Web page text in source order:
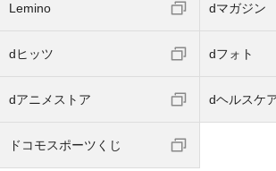
Lemino dマガジン
dヒッツ dフォト
dアニメストア dヘルスケ
ドコモスポーツくじ